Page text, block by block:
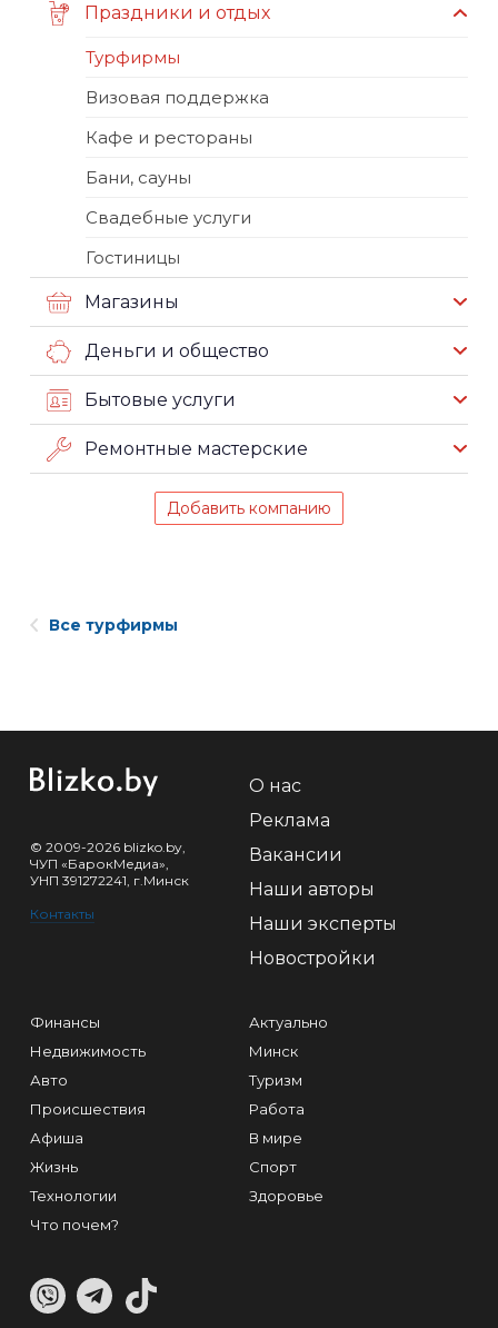
Праздники и отдых
Турфирмы
Визовая поддержка
Кафе и рестораны
Бани, сауны
Свадебные услуги
Гостиницы
Магазины
Деньги и общество
Бытовые услуги
Ремонтные мастерские
Добавить компанию
Все турфирмы
© 2009-2026 blizko.by,
ЧУП «БарокМедиа»,
УНП 391272241, г.Минск
Контакты
О нас
Реклама
Вакансии
Наши авторы
Наши эксперты
Новостройки
Финансы
Недвижимость
Авто
Происшествия
Афиша
Жизнь
Технологии
Что почем?
Актуально
Минск
Туризм
Работа
В мире
Спорт
Здоровье